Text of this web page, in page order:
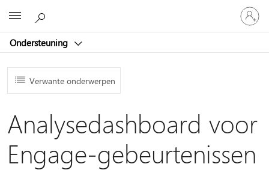
Ondersteuning
Meld
je
aan
je
Verwante onderwerpen
Analysedashboard voor
Engage-gebeurtenissen